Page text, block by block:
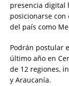
presencia digital
posicionarse
del país como
Podrán postular
último año en
de 12 regiones,
y Araucanía.